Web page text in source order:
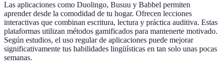
Las aplicaciones como Duolingo, Busuu y Babbel permiten
aprender desde la comodidad de tu hogar. Ofrecen lecciones
interactivas que combinan escritura, lectura y práctica auditiva. Estas
plataformas utilizan métodos gamificados para mantenerte motivado.
Según estudios, el uso regular de aplicaciones puede mejorar
significativamente tus habilidades lingüísticas en tan solo unas pocas
semanas.